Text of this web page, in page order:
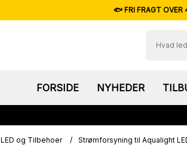
🐟 FRI FRAGT
FORSIDE NYHEDER
og Tilbehoer / Strømforsyning til Aqualight